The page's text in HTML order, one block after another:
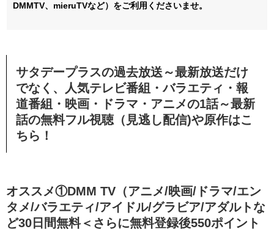
DMMTV、mieruTVなど）をご利用くださいませ。
サタデープラスの過去放送～最新放送だけ
でなく、人気テレビ番組・バラエティ・報
道番組・映画・ドラマ・アニメの1話～最新
話の無料フル視聴（見逃し配信)や原作はこ
ちら！
オススメ①DMM TV（アニメ/映画/ドラマ/エン
タメ/バラエティ/アイドル/グラビア/アダルトな
ど30日間無料＜さらに無料登録後550ポイント